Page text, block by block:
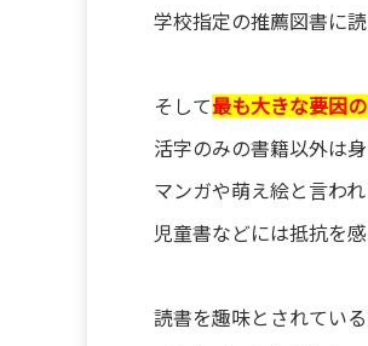
学校指定の推薦図書に
そして最も大きな要因
活字のみの書籍以外は
マンガや萌え絵と言わ
児童書などには抵抗を感
読書を趣味とされてい